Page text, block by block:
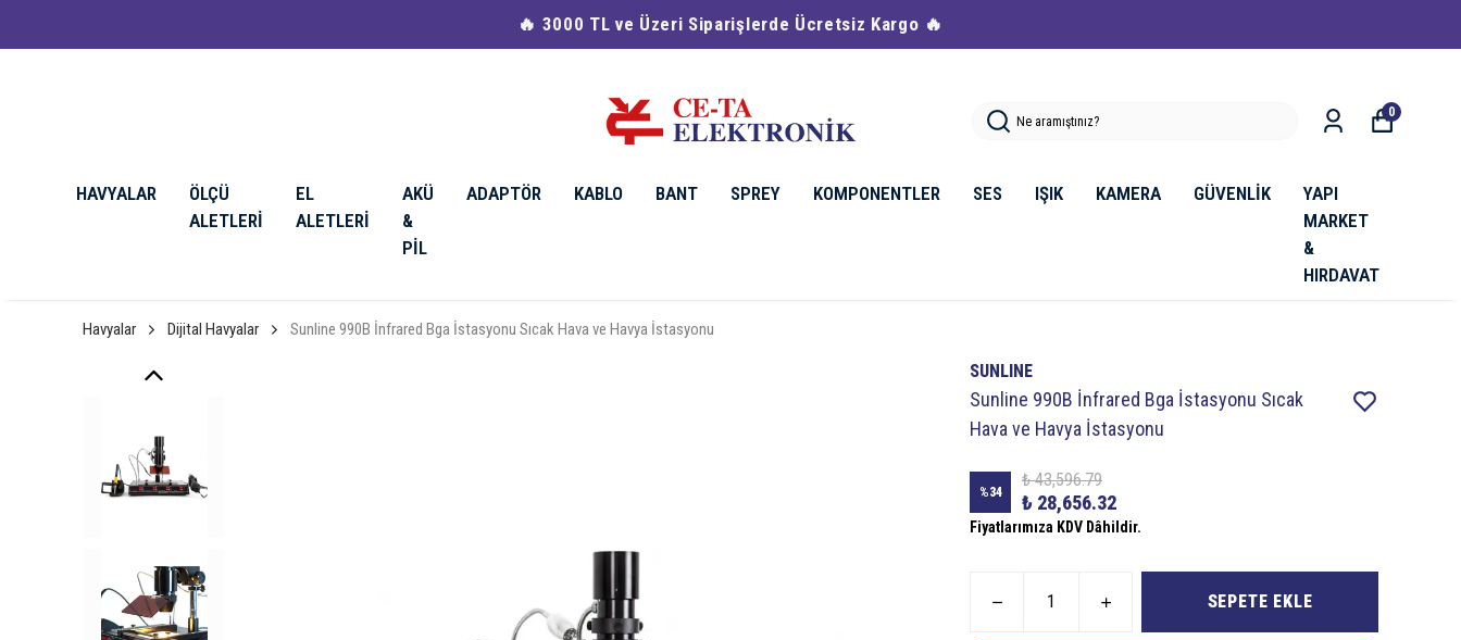
🔥 3000 TL ve Üzeri Siparişlerde Ücretsiz Kargo 🔥
HAVYALAR
ÖLÇÜ
ALETLERİ
EL
ALETLERİ
AKÜ
&
PİL
ADAPTÖR KABLO BANT SPREY KOMPONENTLER SES IŞIK KAMERA GÜVENLİK
YAPI
MARKET
&
HIRDAVAT
0
Havyalar Dijital Havyalar Sunline 990B İnfrared Bga İstasyonu Sıcak Hava ve Havya İstasyonu
SUNLINE
Sunline 990B İnfrared Bga İstasyonu Sıcak
Hava ve Havya İstasyonu
%34
₺ 43,596.79
₺ 28,656.32
Fiyatlarımıza KDV Dâhildir.
SEPETE EKLE